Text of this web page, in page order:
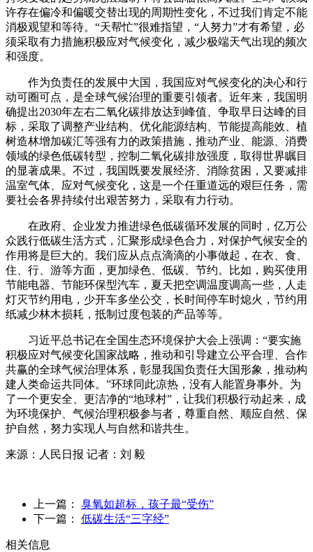
许存在偏冷和偏暖交替出现的周期性变化，不过我们肯定不能
消极观望和等待。“天帮忙”很难指望，“人努力”才有希望，必
须采取有力措施积极应对气候变化，减少极端天气出现的频次
和强度。
作为负责任的发展中大国，我国应对气候变化的决心和行
动可圈可点，是全球气候治理的重要引领者。近年来，我国明
确提出2030年左右二氧化碳排放达到峰值、争取早日达峰的目
标，采取了调整产业结构、优化能源结构、节能提高能效、植
树造林增加碳汇等强有力的政策措施，推动产业、能源、消费
领域的绿色低碳转型，控制二氧化碳排放强度，取得世界瞩目
的显著成果。不过，我国既要发展经济、消除贫困，又要减排
温室气体、应对气候变化，这是一个任重道远的艰巨任务，需
要社会各界持续付出艰苦努力，采取有力行动。
在政府、企业发力推进绿色低碳循环发展的同时，亿万公
众践行低碳生活方式，汇聚形成绿色合力，对保护气候安全的
作用将是巨大的。我们应从点点滴滴的小事做起，在衣、食、
住、行、游等方面，更加绿色、低碳、节约。比如，购买使用
节能电器、节能环保型汽车，夏天把空调温度调高一些，人走
灯灭节约用电，少开车多坐公交，长时间停车时熄火，节约用
纸减少林木损耗，抵制过度包装的产品等等。
习近平总书记在全国生态环境保护大会上强调：“要实施
积极应对气候变化国家战略，推动和引导建立公平合理、合作
共赢的全球气候治理体系，彰显我国负责任大国形象，推动构
建人类命运共同体。”环球同此凉热，没有人能置身事外。为
了一个更安全、更洁净的“地球村”，让我们积极行动起来，成
为环境保护、气候治理积极参与者，尊重自然、顺应自然、保
护自然，努力实现人与自然和谐共生。
来源：人民日报 记者：刘 毅
上一篇： 臭氧如超标，孩子最“受伤”
下一篇： 低碳生活“三字经”
相关信息